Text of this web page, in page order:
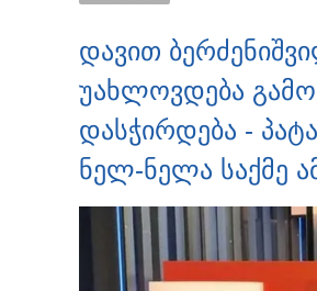
დავით
უახლოვდება
დასჭირდება -
ნელ-ნელა საქმე